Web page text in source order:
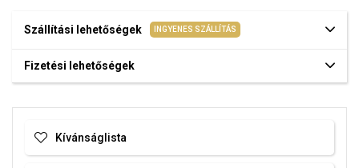
Szállítási lehetőségek INGYENES SZÁLLÍTÁS
Fizetési lehetőségek
Kívánságlista